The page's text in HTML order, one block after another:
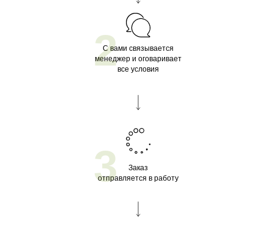
С вами связывается
менеджер и оговаривает
все условия
Заказ
отправляется в работу
2
3